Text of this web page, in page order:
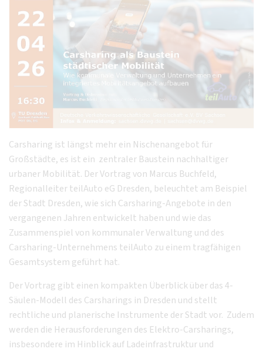
Carsharing ist längst mehr ein Nischenangebot für
Großstädte, es ist ein zentraler Baustein nachhaltiger
urbaner Mobilität. Der Vortrag von Marcus Buchfeld,
Regionalleiter teilAuto eG Dresden, beleuchtet am Beispiel
der Stadt Dresden, wie sich Carsharing-Angebote in den
vergangenen Jahren entwickelt haben und wie das
Zusammenspiel von kommunaler Verwaltung und des
Carsharing-Unternehmens teilAuto zu einem tragfähigen
Gesamtsystem geführt hat.
Der Vortrag gibt einen kompakten Überblick über das 4-
Säulen-Modell des Carsharings in Dresden und stellt
rechtliche und planerische Instrumente der Stadt vor. Zudem
werden die Herausforderungen des Elektro-Carsharings,
insbesondere im Hinblick auf Ladeinfrastruktur und